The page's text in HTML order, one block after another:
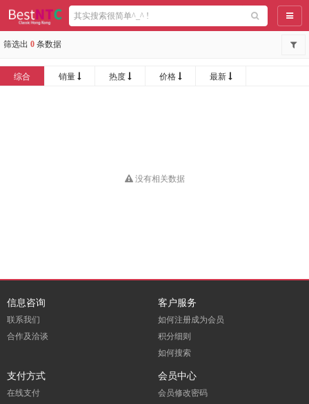
导航
筛选出 0 条数据
综合 销量 热度 价格 最新
没有相关数据
信息咨询
联系我们
合作及洽谈
客户服务
如何注册成为会员
积分细则
如何搜索
支付方式
在线支付
会员中心
会员修改密码